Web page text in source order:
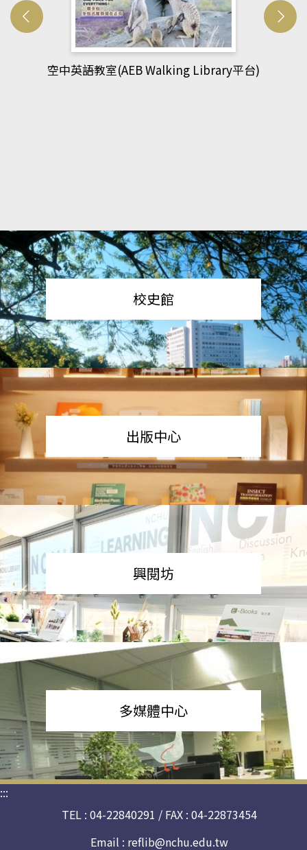
網管人(kono平台)
校史館
出版中心
興閱坊
多媒體中心
:::
TEL : 04-22840291 / FAX : 04-22873454
Email : reflib@nchu.edu.tw